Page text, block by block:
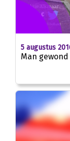
5 augustus
Man